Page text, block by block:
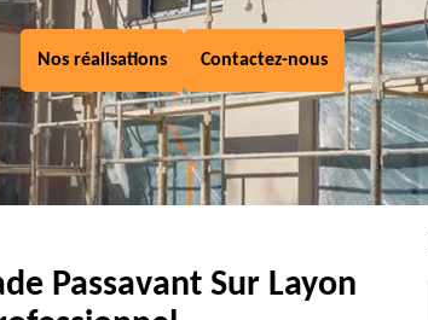
Nos réalisations Contactez-nous
Passavant Sur Layon